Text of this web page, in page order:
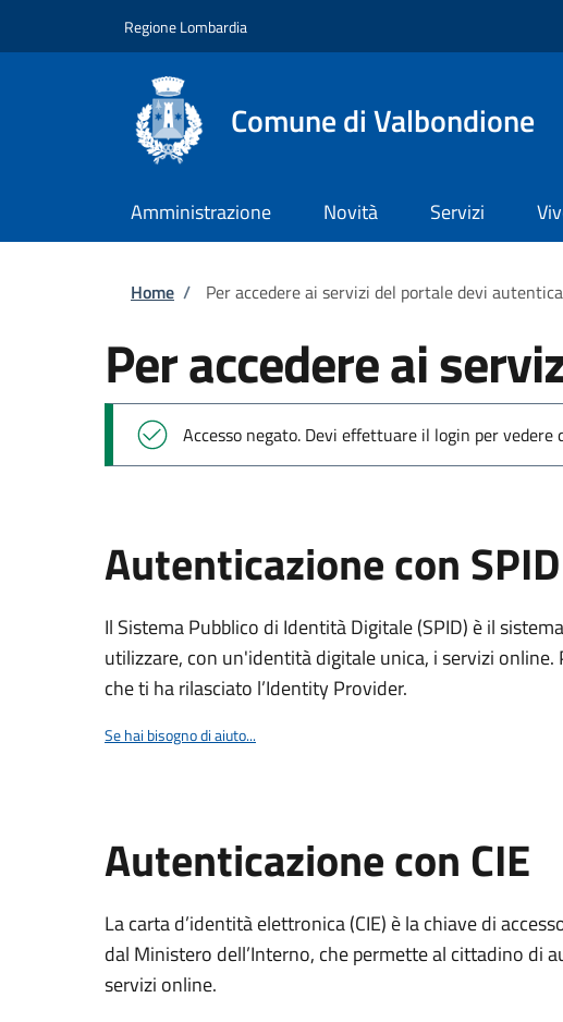
Regione Lombardia
Comune di Valbondione
Amministrazione Novità Servizi
Briciole di pane
Home / Per accedere ai servizi del portale devi
Per accedere ai
Messaggio di stato
Accesso negato. Devi effettuare il login per vedere
Autenticazione con SPID
Il Sistema Pubblico di Identità Digitale (SPID) è il
utilizzare, con un'identità digitale unica, i servizi online.
che ti ha rilasciato l’Identity Provider.
Se hai bisogno di aiuto...
Autenticazione con CIE
La carta d’identità elettronica (CIE) è la chiave di
dal Ministero dell’Interno, che permette al cittadino di
servizi online.